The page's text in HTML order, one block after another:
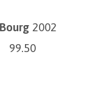
2002